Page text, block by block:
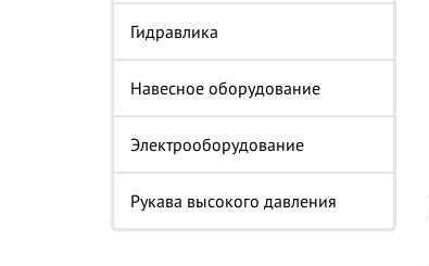
Гидравлика
Навесное оборудование
Электрооборудование
Рукава высокого давления